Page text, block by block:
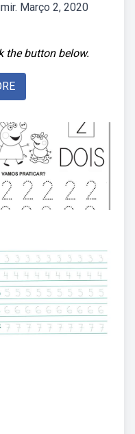
Março 2, 2020
the button below.